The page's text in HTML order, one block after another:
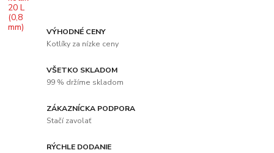
VÝHODNÉ CENY
Kotlíky za nízke ceny
VŠETKO SKLADOM
99 % držíme skladom
ZÁKAZNÍCKA PODPORA
Stačí zavolať
RÝCHLE DODANIE